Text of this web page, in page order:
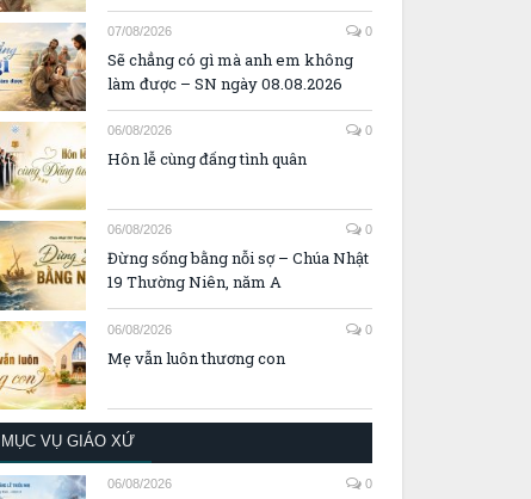
07/08/2026 0
Sẽ chẳng có gì mà anh em không
làm được – SN ngày 08.08.2026
06/08/2026 0
Hôn lễ cùng đấng tình quân
06/08/2026 0
Đừng sống bằng nỗi sợ – Chúa Nhật
19 Thường Niên, năm A
06/08/2026 0
Mẹ vẫn luôn thương con
MỤC VỤ GIÁO XỨ
06/08/2026 0